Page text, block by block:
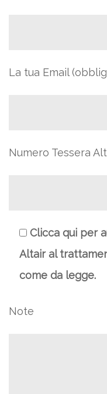
La tua Email
Numero Tessera
Clicca qui per
Altair al
come da legge.
Note